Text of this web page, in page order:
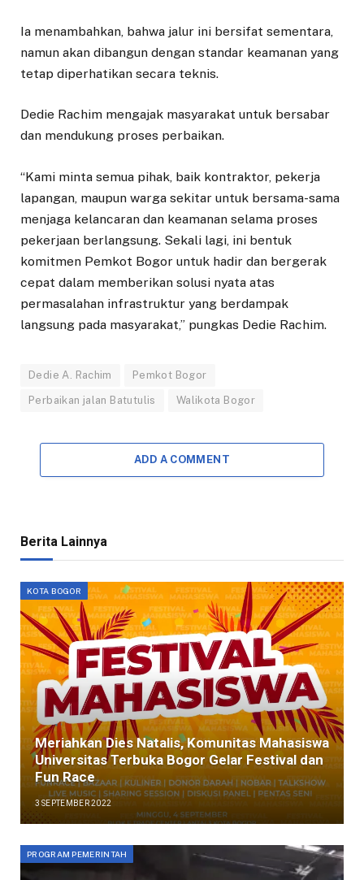
Ia menambahkan, bahwa jalur ini bersifat sementara,
namun akan dibangun dengan standar keamanan yang
tetap diperhatikan secara teknis.
Dedie Rachim mengajak masyarakat untuk bersabar
dan mendukung proses perbaikan.
“Kami minta semua pihak, baik kontraktor, pekerja
lapangan, maupun warga sekitar untuk bersama-sama
menjaga kelancaran dan keamanan selama proses
pekerjaan berlangsung. Sekali lagi, ini bentuk
komitmen Pemkot Bogor untuk hadir dan bergerak
cepat dalam memberikan solusi nyata atas
permasalahan infrastruktur yang berdampak
langsung pada masyarakat,” pungkas Dedie Rachim.
Dedie A. Rachim Pemkot Bogor
Perbaikan jalan Batutulis Walikota Bogor
ADD A COMMENT
Berita Lainnya
KOTA BOGOR
Meriahkan Dies Natalis, Komunitas Mahasiswa
Universitas Terbuka Bogor Gelar Festival dan
Fun Race
3 SEPTEMBER 2022
PROGRAM PEMERINTAH